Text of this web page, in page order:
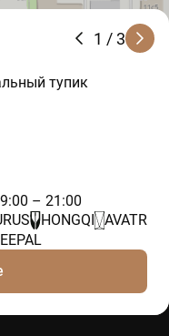
1 / 3
тупик
– 21:00
HONGQI
AVATR